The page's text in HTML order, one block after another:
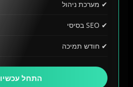
✔ מערכת ניהול
✔ SEO בסיסי
✔ חודש תמיכה
התחל עכשיו